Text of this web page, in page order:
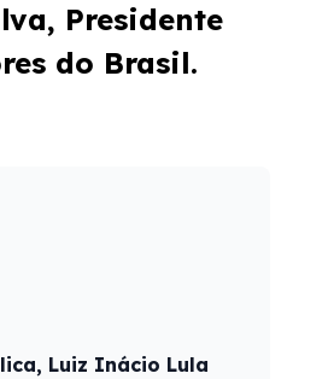
Presidente
do Brasil.
Luiz Inácio Lula